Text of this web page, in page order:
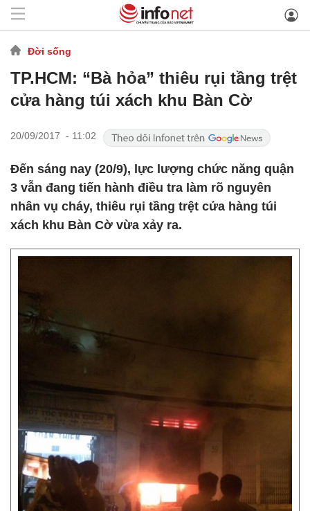
Đời sống
TP.HCM: “Bà hỏa” thiêu rụi tầng trệt
cửa hàng túi xách khu Bàn Cờ
20/09/2017 - 11:02
Đến sáng nay (20/9), lực lượng chức năng quận
3 vẫn đang tiến hành điều tra làm rõ nguyên
nhân vụ cháy, thiêu rụi tầng trệt cửa hàng túi
xách khu Bàn Cờ vừa xảy ra.